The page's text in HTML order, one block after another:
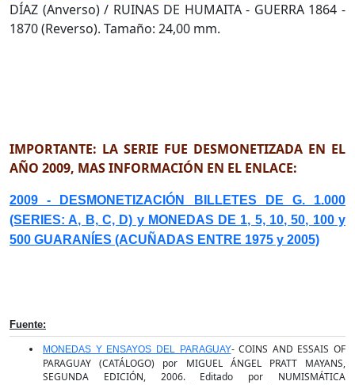
DÍAZ (Anverso) / RUINAS DE HUMAITA - GUERRA 1864 -
1870 (Reverso). Tamaño: 24,00 mm.
IMPORTANTE: LA SERIE FUE DESMONETIZADA EN EL
AÑO 2009, MAS INFORMACIÓN EN EL ENLACE:
2009 - DESMONETIZACIÓN BILLETES DE G. 1.000
(SERIES: A, B, C, D) y MONEDAS DE 1, 5, 10, 50, 100 y
500 GUARANÍES (ACUÑADAS ENTRE 1975 y 2005)
Fuente:
MONEDAS Y ENSAYOS DEL PARAGUAY- COINS AND ESSAIS OF
PARAGUAY (CATÁLOGO) por MIGUEL ÁNGEL PRATT MAYANS,
SEGUNDA EDICIÓN, 2006. Editado por NUMISMÁTICA